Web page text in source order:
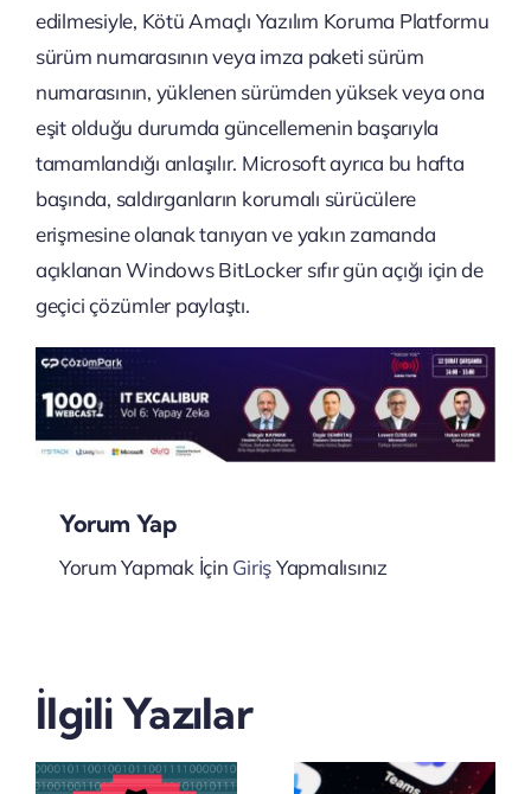
edilmesiyle, Kötü Amaçlı Yazılım Koruma Platformu
sürüm numarasının veya imza paketi sürüm
numarasının, yüklenen sürümden yüksek veya ona
eşit olduğu durumda güncellemenin başarıyla
tamamlandığı anlaşılır. Microsoft ayrıca bu hafta
başında, saldırganların korumalı sürücülere
erişmesine olanak tanıyan ve yakın zamanda
açıklanan Windows BitLocker sıfır gün açığı için de
geçici çözümler paylaştı.
Yorum Yap
Yorum Yapmak İçin GirişYapmalısınız
İlgili Yazılar
SharePoint
Şirketlere